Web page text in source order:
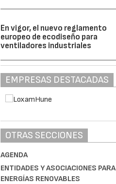
En vigor, el nuevo reglamento
europeo de ecodiseño para
ventiladores industriales
EMPRESAS DESTACADAS
OTRAS SECCIONES
AGENDA
ENTIDADES Y ASOCIACIONES PARA
ENERGÍAS RENOVABLES